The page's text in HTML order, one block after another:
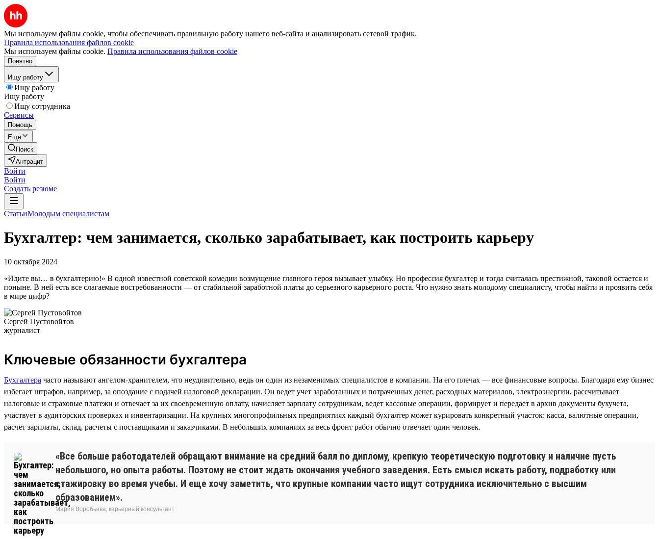
Мы используем файлы cookie, чтобы обеспечивать правильную работу нашего веб-сайта и анализировать сетевой трафик.
Правила использования файлов cookie
Мы используем файлы cookie. Правила использования файлов cookie
Понятно
Ищу работу
Ищу работу
Ищу работу
Ищу сотрудника
Сервисы
Помощь
Ещё
Поиск
Антрацит
Войти
Войти
Создать резюме
СтатьиМолодым специалистам
Бухгалтер: чем занимается, сколько зарабатывает, как построить карьеру
10 октября 2024
«Идите вы… в бухгалтерию!» В одной известной советской комедии возмущение главного героя вызывает улыбку. Но профессия бухгалтер и тогда считалась престижной, таковой остается и
поныне. В ней есть все слагаемые востребованности — от стабильной заработной платы до серьезного карьерного роста. Что нужно знать молодому специалисту, чтобы найти и проявить себя
в мире цифр?
Сергей Пустовойтов
журналист
Ключевые обязанности бухгалтера
Бухгалтера часто называют ангелом-хранителем, что неудивительно, ведь он один из незаменимых специалистов в компании. На его плечах — все финансовые вопросы. Благодаря ему бизнес
избегает штрафов, например, за опоздание с подачей налоговой декларации. Он ведет учет заработанных и потраченных денег, расходных материалов, электроэнергии, рассчитывает
налоговые и страховые платежи и отвечает за их своевременную оплату, начисляет зарплату сотрудникам, ведет кассовые операции, формирует и передает в архив документы бухучета,
участвует в аудиторских проверках и инвентаризации. На крупных многопрофильных предприятиях каждый бухгалтер может курировать конкретный участок: касса, валютные операции,
расчет зарплаты, склад, расчеты с поставщиками и заказчиками. В небольших компаниях за весь фронт работ обычно отвечает один человек.
«Все больше работодателей обращают внимание на средний балл по диплому, крепкую теоретическую подготовку и наличие пусть
небольшого, но опыта работы. Поэтому не стоит ждать окончания учебного заведения. Есть смысл искать работу, подработку или
стажировку во время учебы. И еще хочу заметить, что крупные компании часто ищут сотрудника исключительно с высшим
образованием».
Мария Воробьева, карьерный консультант